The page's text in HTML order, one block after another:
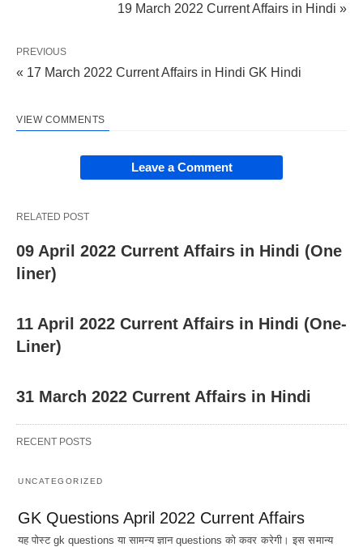
19 March 2022 Current Affairs in Hindi »
PREVIOUS
« 17 March 2022 Current Affairs in Hindi GK Hindi
VIEW COMMENTS
Leave a Comment
RELATED POST
09 April 2022 Current Affairs in Hindi (One
liner)
11 April 2022 Current Affairs in Hindi (One-
Liner)
31 March 2022 Current Affairs in Hindi
RECENT POSTS
UNCATEGORIZED
GK Questions April 2022 Current Affairs
यह पोस्ट gk questions या सामन्य ज्ञान questions को कवर करेगी। इस समान्य